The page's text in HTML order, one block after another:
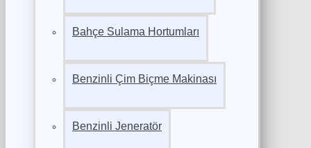
Bahçe Sulama Hortumları
Benzinli Çim Biçme Makinası
Benzinli Jeneratör